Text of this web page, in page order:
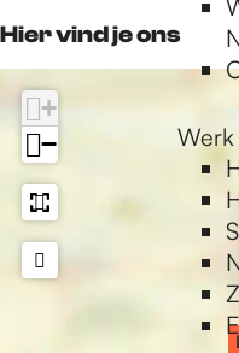
Hier vind je ons
+
−